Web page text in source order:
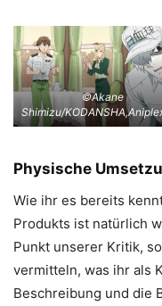
©Akane
Shimizu/
Physische
Wie ihr es bereits
Produkts ist natürlich
Punkt unserer Kritik,
vermitteln, was ihr als
Beschreibung und die